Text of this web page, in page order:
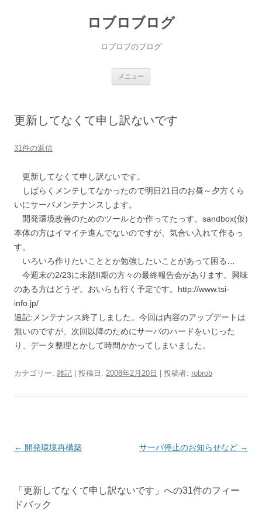
ロブロブログ
ロブロブのブログ
メニュー
ス
更新してなくて申し訳ないです
31件の返信
更新してなくて申し訳ないです。
しばらくメンテしてなかったので明日21日のお昼～夕方くら
いにサーバメンテナンスします。
開発環境改善のためのツールとか作ってたっす。sandbox(仮)
本体の方はイマイチ進んでないのですが、気合い入れて作るっ
す。
いろいろ作りたいこととか勉強したいことがあって困る…
今週末の2/23に未踏II期の方々の最終報告会があります。興味
のある方はどうぞ。おいらも行く予定です。http://www.tsi-
info.jp/
追記:メンテナンス終了しました。今回は内容のアップデートは
無いのですが、次回以降のためにサーバのハードをいじった
り、データ整理とかして時間かかってしまいました。
カテゴリー: 雑記 | 投稿日: 2008年2月20日 投稿者: robrob
投
← 開発環境再構築 サーバ停止のお知らせなど →
「 更新してなくて申し訳ないです 」への31件のフィー
ドバック